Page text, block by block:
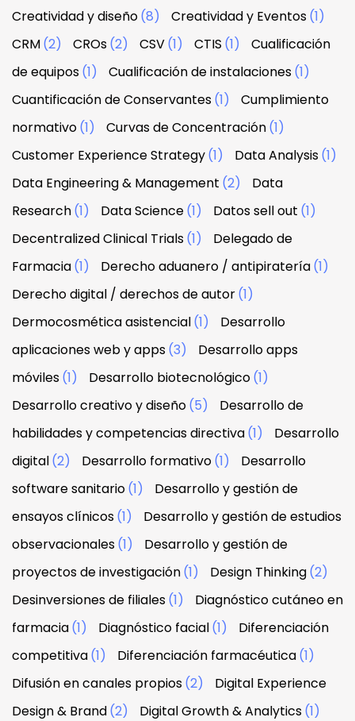
Creatividad y diseño(8) Creatividad y Eventos(1)
CRM(2) CROs(2) CSV(1) CTIS (1)
Cualificación
de equipos(1) Cualificación de instalaciones(1)
Cuantificación de Conservantes(1)
Cumplimiento
normativo(1) Curvas de Concentración(1)
Customer Experience Strategy(1) Data Analysis(1)
Data Engineering & Management (2)
Data
Research(1) Data Science(1) Datos sell out (1)
Decentralized Clinical Trials(1)
Delegado de
Farmacia(1) Derecho aduanero / antipiratería(1)
Derecho digital / derechos de autor(1)
Dermocosmética asistencial(1)
Desarrollo
aplicaciones web y apps(3)
Desarrollo apps
móviles(1) Desarrollo biotecnológico(1)
Desarrollo creativo y diseño(5)
Desarrollo de
habilidades y competencias directiva(1)
Desarrollo
digital(2) Desarrollo formativo(1)
Desarrollo
software sanitario(1)
Desarrollo y gestión de
ensayos clínicos(1)
Desarrollo y gestión de estudios
observacionales(1)
Desarrollo y gestión de
proyectos de investigación(1) Design Thinking(2)
Desinversiones de filiales(1)
Diagnóstico cutáneo en
farmacia(1) Diagnóstico facial(1)
Diferenciación
competitiva(1) Diferenciación farmacéutica(1)
Difusión en canales propios(2)
Digital Experience
Design & Brand(2) Digital Growth & Analytics(1)